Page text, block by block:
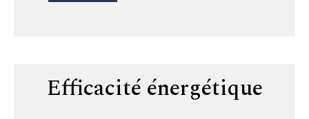
Efficacité énergétique